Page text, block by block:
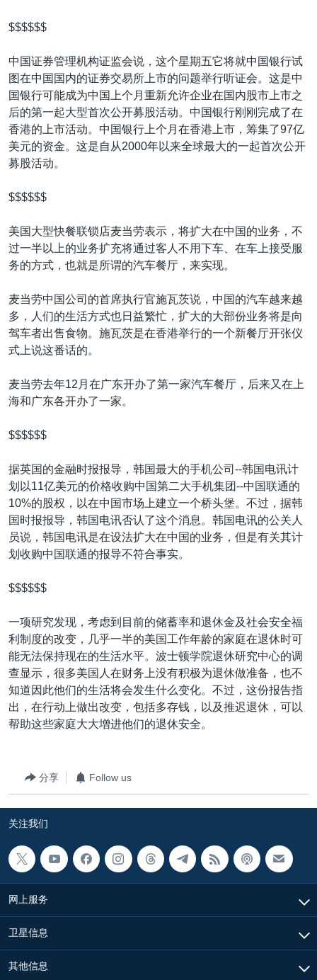
$$$$$$
中国证券管理机构证监会说，这个星期五它将就中国银行试
图在中国国内的证券交易所上市的问题举行听证会。这是中
国银行可能成为中国上个月重新允许企业在国内股市上市之
后的第一起大型首次公开募股活动。中国银行刚刚完成了在
香港的上市活动。中国银行上个月在香港上市，筹集了97亿
美元的资金。这是自从2000年以来全球最大的一起首次公开
募股活动。
$$$$$$
美国大型快餐联锁店麦当劳表示，将扩大在中国的业务，不
过一半以上的业务扩充将通过客人不用下车、在车上接受服
务的方式，也就是所谓的汽车餐厅，来实现。
麦当劳中国公司的首席执行官施瓦茨说，中国的汽车越来越
多，人们的生活方式也日益繁忙，扩大的大部份业务将是向
驾车者出售食物。施瓦茨是在香港举行的一个新餐厅开张仪
式上说这番话的。
麦当劳去年12月在广东开办了第一家汽车餐厅，后来又在上
海和广东各开办了一家。
$$$$$$
据英国的金融时报报导，韩国最大的手机公司--韩国电讯计
划以11亿美元的价格收购中国第二大手机集团--中国联通的
10%的股权，以在中国市场上建立一个桥头堡。不过，据韩
国时报报导，韩国电讯否认了这个消息。韩国电讯的公关人
员说，韩国电讯是在设法扩大在中国的业务，但是有关其计
划收购中国联通的报导不符合事实。
$$$$$$
一项研究发现，考虑到目前的储蓄率和退休金及社会安全福
利制度的改变，几乎一半的美国工作年龄的家庭在退休时可
能无法保持现在的生活水平。波士顿学院退休研究中心的调
查显示，很多美国人在财务上没有积极为退休做准备，也不
知道因此他们的生活将会发生什么变化。不过，这份报告指
出，在行动上做出改变，包括多存钱，以及推迟退休，可以
帮助这些家庭大大增进他们的退休安全。
分享 Follow us
关注我们
网上服务
卫星信息
其他信息